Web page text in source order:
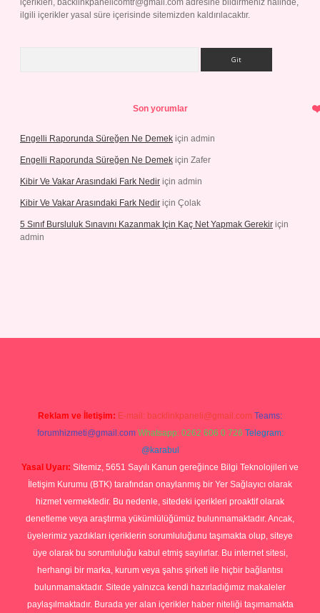
içerikleri, backlinkpanelicomtr@gmail.com adresine bildirmeniz halinde,
ilgili içerikler yasal süre içerisinde sitemizden kaldırılacaktır.
Son yorumlar
Engelli Raporunda Süreğen Ne Demek için admin
Engelli Raporunda Süreğen Ne Demek için Zafer
Kibir Ve Vakar Arasındaki Fark Nedir için admin
Kibir Ve Vakar Arasındaki Fark Nedir için Çolak
5 Sınıf Bursluluk Sınavını Kazanmak Için Kaç Net Yapmak Gerekir için
admin
Reklam ve İletişim: E-mail: backlinkpaneli@gmail.com Teams:
forumhizmeti@gmail.com Whatsapp: 0262 606 0 726 Telegram:
@karabul
Yasal Uyarı: Sitemiz, 5651 Sayılı Kanun gereğince Bilgi Teknolojileri ve
İletişim Kurumu (BTK) tarafından onaylanmış bir Yer Sağlayıcı olarak
hizmet vermektedir. Bu nedenle, sitedeki içerikleri proaktif olarak
denetleme veya araştırma yükümlülüğümüz bulunmamaktadır. Ancak,
üyelerimiz yazdıkları içeriklerin sorumluluğunu taşımakta olup, siteye
üye olarak bu sorumluluğu kabul etmiş sayılırlar. Bu internet sitesi,
herhangi bir marka, kurum veya şahıs şirketi ile hiçbir bağlantısı
bulunmamaktadır. Sitede yalnızca kendi hazırladığımız makaleler
paylaşılmaktadır. Burada yer alan içerikler haber niteliği taşımamakta